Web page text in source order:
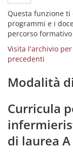
Questa funzione
programmi e i
percorso formativo
Visita l'archivio
precedenti
Modalità
Curricula
di laurea